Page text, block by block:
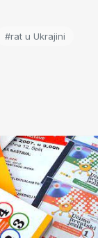
#rat u Ukrajini